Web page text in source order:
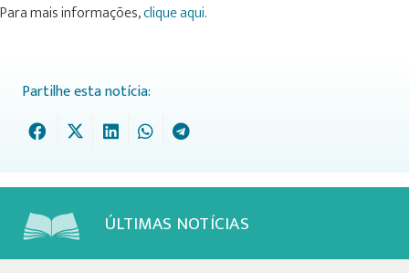
Para mais informações,clique aqui.
Partilhe esta notícia:
ÚLTIMAS NOTÍCIAS